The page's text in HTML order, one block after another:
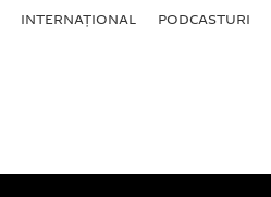
INTERNAȚIONAL PODCASTURI